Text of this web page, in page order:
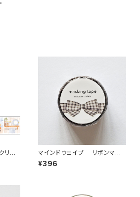
リア
ー
マインドウェイブ リボンマス
キングテープ ダイカット95585
ギンガムチェック グレー
¥396